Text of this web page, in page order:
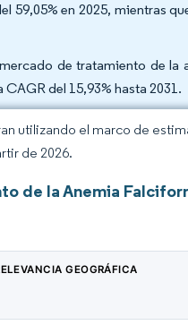
en 2025, mientras
de tratamiento de la
del 15,93% hasta 2031.
utilizando el marco de
de 2026.
de la Anemia
GEOGRÁFICA